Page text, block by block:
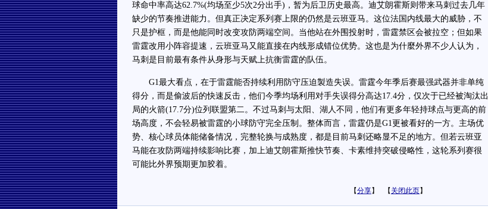
球命中率高达62.7%(均场至少5次2分出手)，暂为后卫历史最高。迪艾朗霍斯则带来马刺过去几年
缺少的节奏推进能力。但真正决定系列赛上限的仍然是云班亚马。这位法国内线最大的威胁，不
只是护框，而是他能同时改变攻防两端空间。当他站在外围投射时，雷霆禁区会被拉空；但如果
雷霆改用小阵容提速，云班亚马又能直接在内线形成错位优势。这也是为什麼外界不少人认为，
马刺是目前最有条件从身形与天赋上抗衡雷霆的队伍。
G1最大看点，在于雷霆能否持续利用防守压迫製造失误。雷霆今年季后赛最强武器并非单纯
得分，而是偷波后的快速反击，他们今季均场利用对手失误得分高达17.4分，仅次于已经被淘汰出
局的火箭(17.7分)位列联盟第二。不过马刺与太阳、湖人不同，他们有更多年轻持球点与更高的前
场高度，不会轻易被雷霆的小球防守完全压制。整体而言，雷霆仍是G1更被看好的一方。主场优
势、核心球员体能储备情况，完整轮换与成熟度，都是目前马刺还略显不足的地方。但若云班亚
马能在攻防两端持续影响比赛，加上迪艾朗霍斯推快节奏、卡素维持突破侵略性，这轮系列赛很
可能比外界预期更加胶着。
【分享】 【 关闭此页】